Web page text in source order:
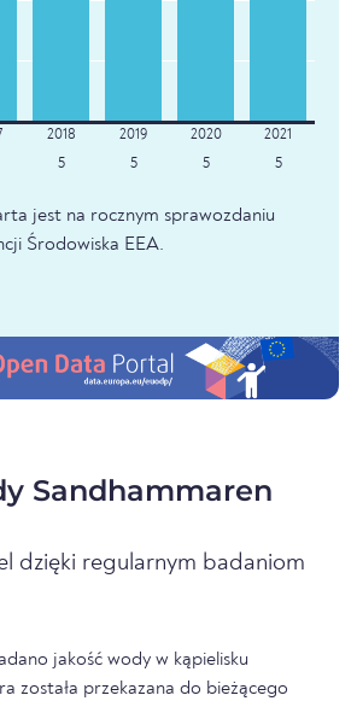
5 5 5 5
jest na rocznym sprawozdaniu
Środowiska EEA.
Sandhammaren
dzięki regularnym badaniom
jakość wody w kąpielisku
została przekazana do bieżącego